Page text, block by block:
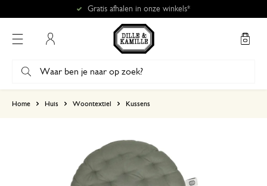
Gratis afhalen in onze winkels*
Home Huis Woontextiel Kussens